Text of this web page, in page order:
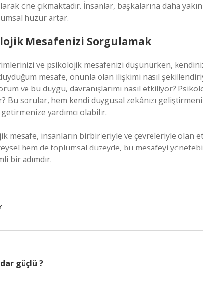
öne çıkmaktadır. İnsanlar, başkalarına daha
huzur artar.
Mesafenizi Sorgulamak
ve psikolojik mesafenizi düşünürken,
mesafe, onunla olan ilişkimi nasıl
ve bu duygu, davranışlarımı nasıl etkiliyor?
Bu sorular, hem kendi duygusal zekânızı
yardımcı olabilir.
mesafe, insanların birbirleriyle ve çevreleriyle olan
hem de toplumsal düzeyde, bu mesafeyi
bir adımdır.
güçlü ?